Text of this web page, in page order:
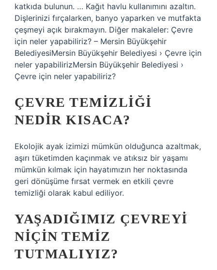
katkıda bulunun. … Kağıt havlu kullanımını azaltın.
Dişlerinizi fırçalarken, banyo yaparken ve mutfakta
çeşmeyi açık bırakmayın. Diğer makaleler: Çevre
için neler yapabiliriz? – Mersin Büyükşehir
BelediyesiMersin Büyükşehir Belediyesi › Çevre için
neler yapabilirizMersin Büyükşehir Belediyesi ›
Çevre için neler yapabiliriz?
ÇEVRE TEMIZLIĞI
NEDIR KISACA?
Ekolojik ayak izimizi mümkün olduğunca azaltmak,
aşırı tüketimden kaçınmak ve atıksız bir yaşamı
mümkün kılmak için hayatımızın her noktasında
geri dönüşüme fırsat vermek en etkili çevre
temizliği olarak kabul ediliyor.
YAŞADIĞIMIZ ÇEVREYI
NIÇIN TEMIZ
TUTMALIYIZ?